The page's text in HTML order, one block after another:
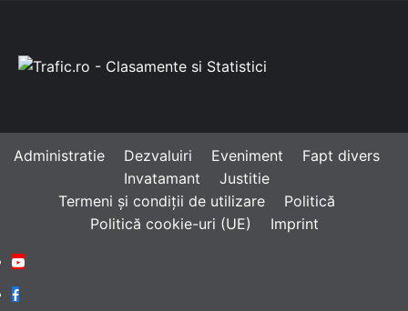
Administratie Dezvaluiri Eveniment
Fapt divers
Invatamant
Justitie
Termeni și condiții de utilizare
Politică
Politică cookie-uri (UE)
Imprint
Youtube
Facebook